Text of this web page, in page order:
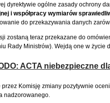
dyrektywie ogólne zasady ochrony
i współpracy wymiarów
do przekazywania danych
zostaną teraz przekazane do
Rady Ministrów). Wejdą one w życie
ACTA niebezpieczne
przez Komisję zmiany pozytywnie
nadzorowanego.